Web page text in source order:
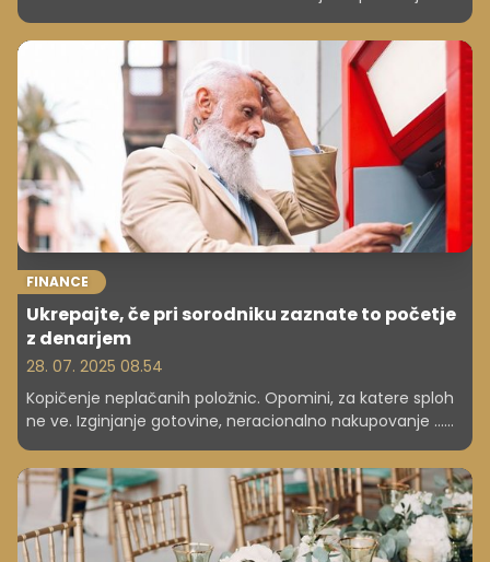
izpostavljena tveganju impulzivnih odločitev, dolgov in
finančnih neuspehov.
FINANCE
Ukrepajte, če pri sorodniku zaznate to početje
z denarjem
28. 07. 2025 08.54
Kopičenje neplačanih položnic. Opomini, za katere sploh
ne ve. Izginjanje gotovine, neracionalno nakupovanje ...
Številni rečejo, da se ne bodo vtikali v tuja življenja in
odločitve. A če gre za sorodnika ali celo prijatelja, ki se
začne utapljati v črni luknji financ, potem bi se bilo
smiselno odzvati.